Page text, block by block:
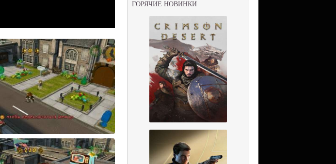
ГОРЯЧИЕ НОВИНКИ